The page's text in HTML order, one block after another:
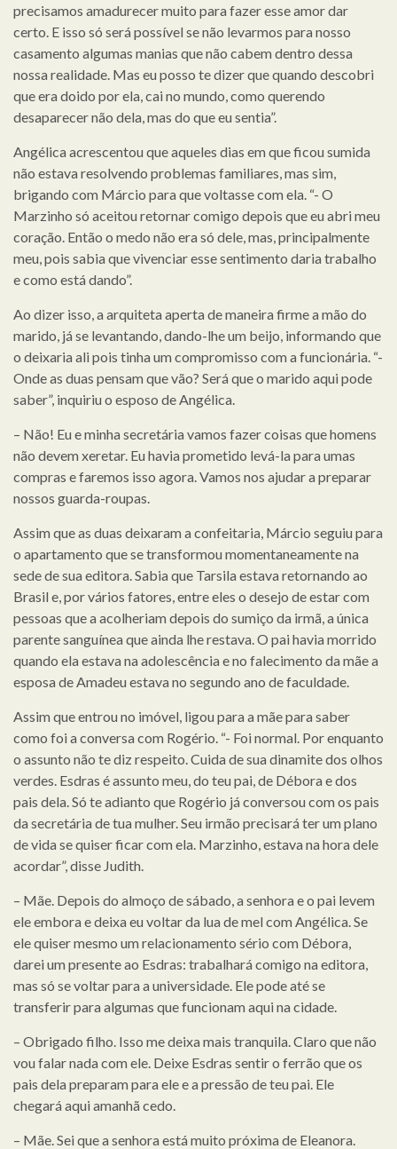
precisamos amadurecer muito para fazer esse amor dar
certo. E isso só será possível se não levarmos para nosso
casamento algumas manias que não cabem dentro dessa
nossa realidade. Mas eu posso te dizer que quando descobri
que era doido por ela, cai no mundo, como querendo
desaparecer não dela, mas do que eu sentia”.
Angélica acrescentou que aqueles dias em que ficou sumida
não estava resolvendo problemas familiares, mas sim,
brigando com Márcio para que voltasse com ela. “- O
Marzinho só aceitou retornar comigo depois que eu abri meu
coração. Então o medo não era só dele, mas, principalmente
meu, pois sabia que vivenciar esse sentimento daria trabalho
e como está dando”.
Ao dizer isso, a arquiteta aperta de maneira firme a mão do
marido, já se levantando, dando-lhe um beijo, informando que
o deixaria ali pois tinha um compromisso com a funcionária. “-
Onde as duas pensam que vão? Será que o marido aqui pode
saber”, inquiriu o esposo de Angélica.
– Não! Eu e minha secretária vamos fazer coisas que homens
não devem xeretar. Eu havia prometido levá-la para umas
compras e faremos isso agora. Vamos nos ajudar a preparar
nossos guarda-roupas.
Assim que as duas deixaram a confeitaria, Márcio seguiu para
o apartamento que se transformou momentaneamente na
sede de sua editora. Sabia que Tarsila estava retornando ao
Brasil e, por vários fatores, entre eles o desejo de estar com
pessoas que a acolheriam depois do sumiço da irmã, a única
parente sanguínea que ainda lhe restava. O pai havia morrido
quando ela estava na adolescência e no falecimento da mãe a
esposa de Amadeu estava no segundo ano de faculdade.
Assim que entrou no imóvel, ligou para a mãe para saber
como foi a conversa com Rogério. “- Foi normal. Por enquanto
o assunto não te diz respeito. Cuida de sua dinamite dos olhos
verdes. Esdras é assunto meu, do teu pai, de Débora e dos
pais dela. Só te adianto que Rogério já conversou com os pais
da secretária de tua mulher. Seu irmão precisará ter um plano
de vida se quiser ficar com ela. Marzinho, estava na hora dele
acordar”, disse Judith.
– Mãe. Depois do almoço de sábado, a senhora e o pai levem
ele embora e deixa eu voltar da lua de mel com Angélica. Se
ele quiser mesmo um relacionamento sério com Débora,
darei um presente ao Esdras: trabalhará comigo na editora,
mas só se voltar para a universidade. Ele pode até se
transferir para algumas que funcionam aqui na cidade.
– Obrigado filho. Isso me deixa mais tranquila. Claro que não
vou falar nada com ele. Deixe Esdras sentir o ferrão que os
pais dela preparam para ele e a pressão de teu pai. Ele
chegará aqui amanhã cedo.
– Mãe. Sei que a senhora está muito próxima de Eleanora.